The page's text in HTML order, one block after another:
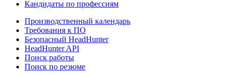
Кандидаты по профессиям
Производственный календарь
Требования к ПО
Безопасный HeadHunter
HeadHunter API
Поиск работы
Поиск по резюме